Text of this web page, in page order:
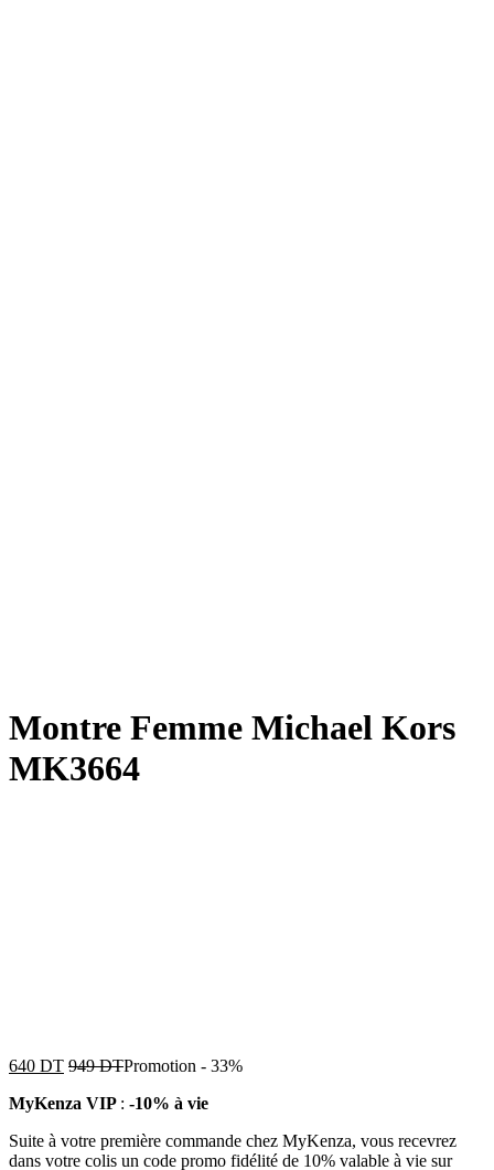
Montre Femme Michael Kors
MK3664
640 DT 949DTPromotion - 33%
MyKenza VIP : -10% à vie
Suite à votre première commande chez MyKenza, vous recevrez
dans votre colis un code promo fidélité de 10% valable à vie sur